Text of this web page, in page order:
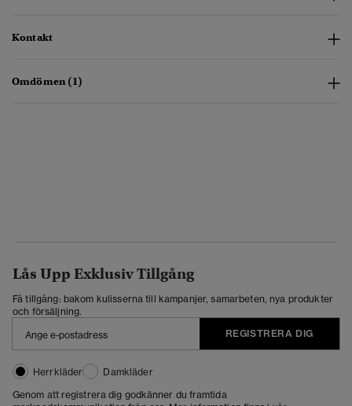
Kontakt
Omdömen (1)
Lås Upp Exklusiv Tillgång
Få tillgång: bakom kulisserna till kampanjer, samarbeten, nya produkter
och försäljning.
REGISTRERA DIG
Herrkläder
Damkläder
Genom att registrera dig godkänner du framtida